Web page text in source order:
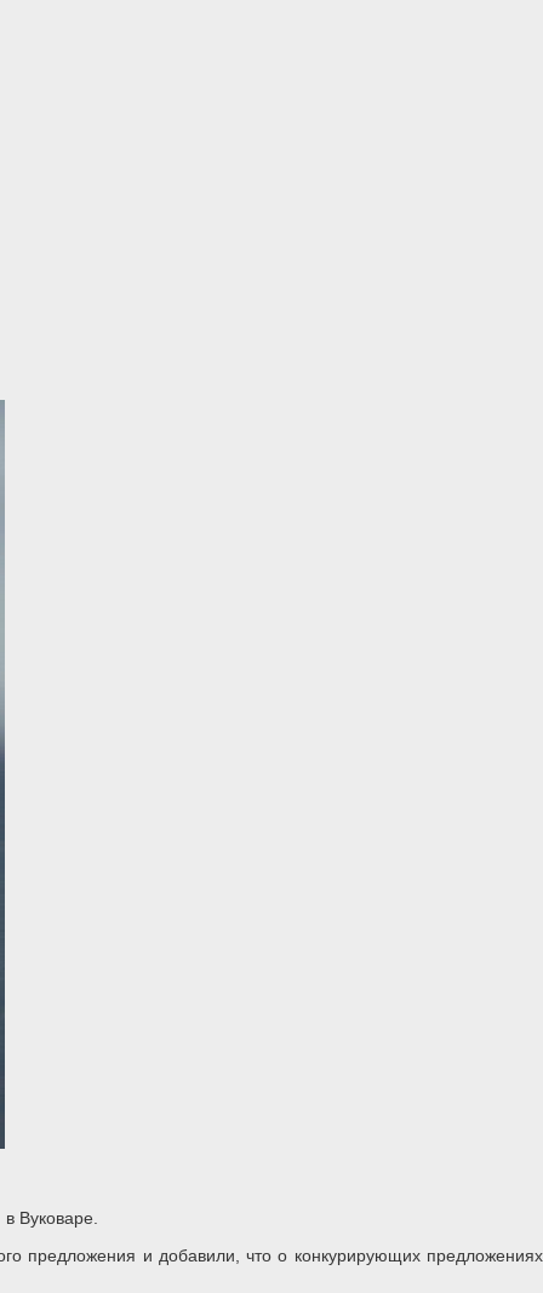
Вуковаре.
предложения и добавили, что о конкурирующих предложениях